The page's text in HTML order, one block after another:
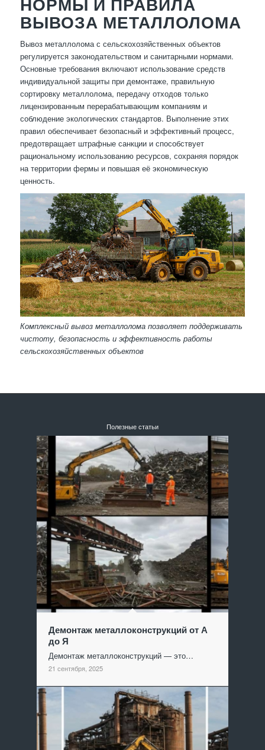
НОРМЫ И ПРАВИЛА
ВЫВОЗА МЕТАЛЛОЛОМА
Вывоз металлолома с сельскохозяйственных объектов
регулируется законодательством и санитарными нормами.
Основные требования включают использование средств
индивидуальной защиты при демонтаже, правильную
сортировку металлолома, передачу отходов только
лицензированным перерабатывающим компаниям и
соблюдение экологических стандартов. Выполнение этих
правил обеспечивает безопасный и эффективный процесс,
предотвращает штрафные санкции и способствует
рациональному использованию ресурсов, сохраняя порядок
на территории фермы и повышая её экономическую
ценность.
Комплексный вывоз металлолома позволяет поддерживать
чистоту, безопасность и эффективность работы
сельскохозяйственных объектов
Полезные статьи
Демонтаж металлоконструкций от А
до Я
Демонтаж металлоконструкций — это…
21 сентября, 2025